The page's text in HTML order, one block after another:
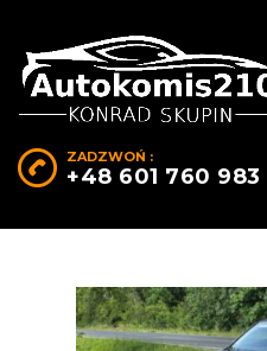
ZADZWOŃ :
+48 601 760 983